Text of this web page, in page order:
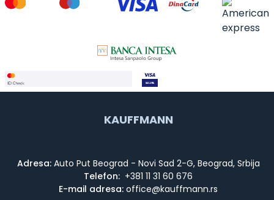
KAUFFMANN
Adresa:Auto Put Beograd - Novi Sad 2-G, Beograd, Srbija
Telefon: +381 11 31 60 676
E-mail adresa: